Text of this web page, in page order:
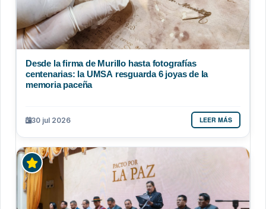
Desde la firma de Murillo hasta fotografías
centenarias: la UMSA resguarda 6 joyas de la
memoria paceña
30 jul 2026 LEER MÁS